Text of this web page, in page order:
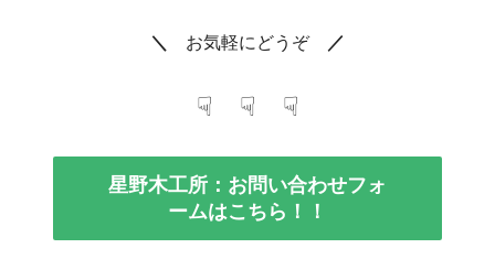
＼ お気軽にどうぞ ／
☟ ☟ ☟
星野木工所：お問い合わせフォ
ームはこちら！！